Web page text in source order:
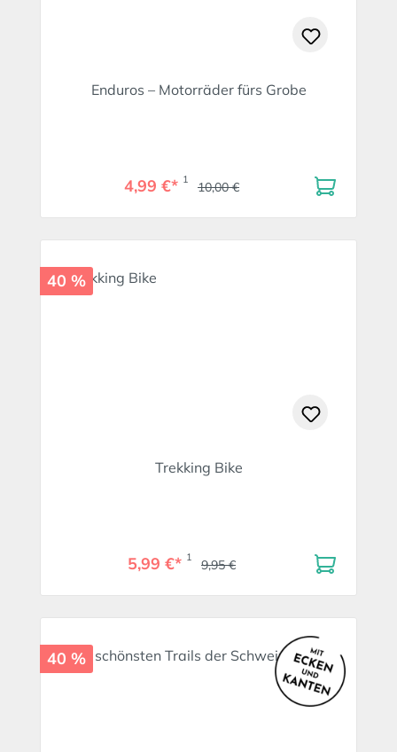
Enduros – Motorräder fürs Grobe
4,99 €* 1 10,00 €
40 %
Trekking Bike
5,99 €* 1 9,95 €
40 %